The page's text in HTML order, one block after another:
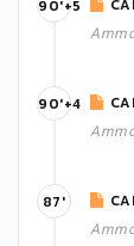
90'+5
90'+4
87'